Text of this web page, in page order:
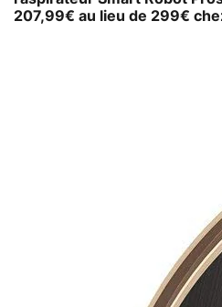
207,99€ au lieu de 299€